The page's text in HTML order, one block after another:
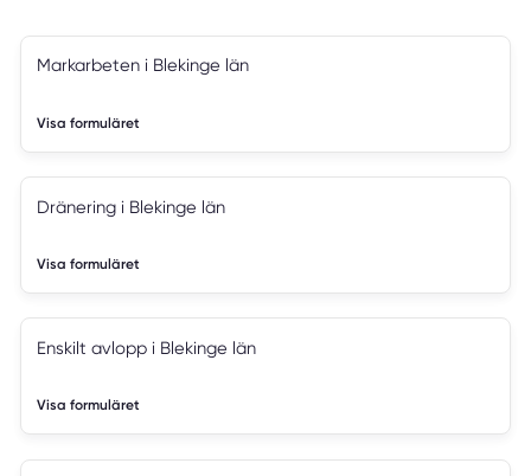
Markarbeten i Blekinge län
Visa formuläret
Dränering i Blekinge län
Visa formuläret
Enskilt avlopp i Blekinge län
Visa formuläret